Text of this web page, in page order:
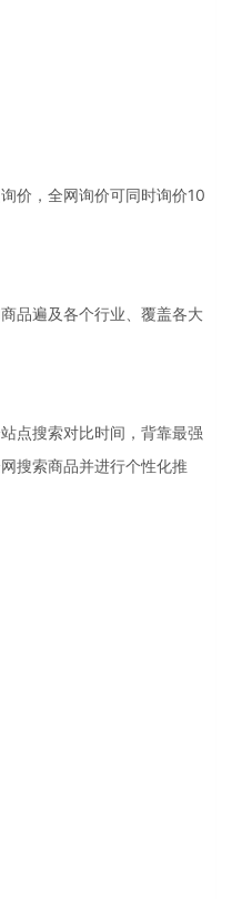
价，全网询价可同时询价10
品遍及各个行业、覆盖各大
点搜索对比时间，背靠最强
搜索商品并进行个性化推